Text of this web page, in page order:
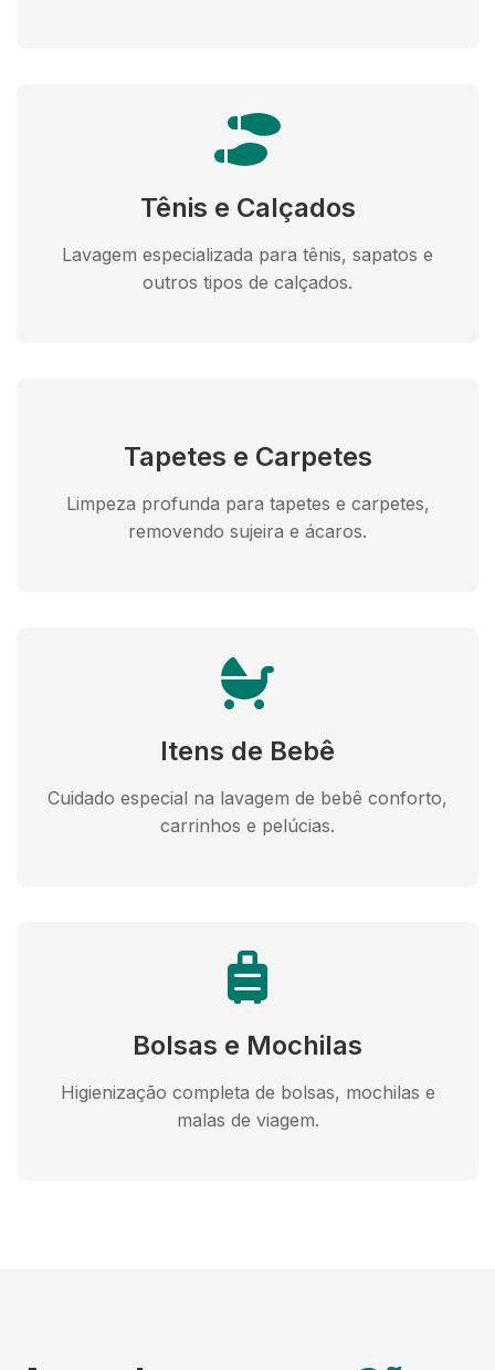
Tênis e Calçados
Lavagem especializada para tênis, sapatos e
outros tipos de calçados.
Tapetes e Carpetes
Limpeza profunda para tapetes e carpetes,
removendo sujeira e ácaros.
Itens de Bebê
Cuidado especial na lavagem de bebê conforto,
carrinhos e pelúcias.
Bolsas e Mochilas
Higienização completa de bolsas, mochilas e
malas de viagem.